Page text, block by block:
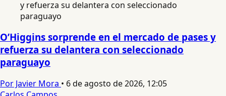
O’Higgins sorprende en el mercado de pases y
refuerza su delantera con seleccionado
paraguayo
Por Javier Mora • 6 de agosto de 2026, 12:05